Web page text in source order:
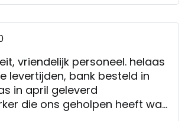
vriendelijk personeel. helaas
levertijden, bank besteld in
in april geleverd
die ons geholpen heeft was